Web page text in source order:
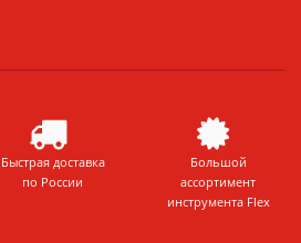
Быстрая доставка
по России
Большой
ассортимент
инструмента Flex